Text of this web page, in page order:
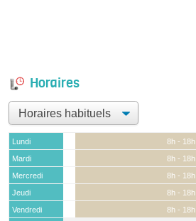
Horaires
Lundi
8h - 18h
Mardi
8h - 18h
Mercredi
8h - 18h
Jeudi
8h - 18h
Vendredi
8h - 18h